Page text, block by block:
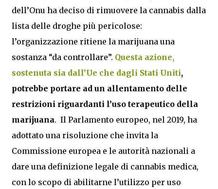
dell’Onu ha deciso di rimuovere la cannabis dalla
lista delle droghe più pericolose:
l’organizzazione ritiene la marijuana una
sostanza “da controllare”. Questa azione,
sostenuta sia dall’Ue che dagli Stati Uniti,
potrebbe portare ad un allentamento delle
restrizioni riguardanti l’uso terapeutico della
marijuana. Il Parlamento europeo, nel 2019, ha
adottato una risoluzione che invita la
Commissione europea e le autorità nazionali a
dare una definizione legale di cannabis medica,
con lo scopo di abilitarne l’utilizzo per uso